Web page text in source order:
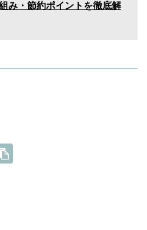
み・節約ポイントを徹底解